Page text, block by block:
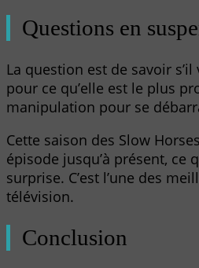
Questions en
La question est de savoir
pour ce qu’elle est le plus
manipulation pour se
Cette saison des Slow
épisode jusqu’à présent, ce
surprise. C’est l’une des
télévision.
Conclusion